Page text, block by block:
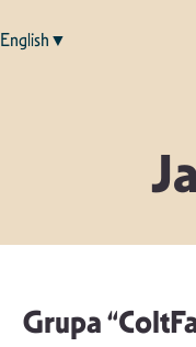
English▼
Grupa